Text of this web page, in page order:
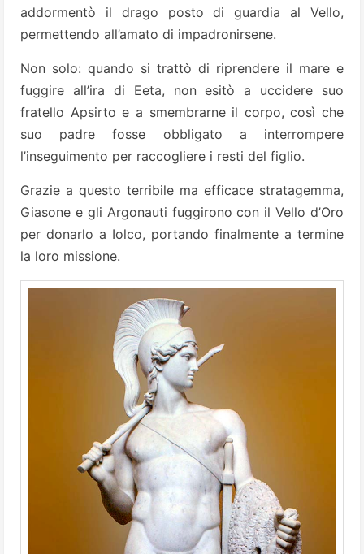
addormentò il drago posto di guardia al Vello,
permettendo all’amato di impadronirsene.
Non solo: quando si trattò di riprendere il mare e
fuggire all’ira di Eeta, non esitò a uccidere suo
fratello Apsirto e a smembrarne il corpo, così che
suo padre fosse obbligato a interrompere
l’inseguimento per raccogliere i resti del figlio.
Grazie a questo terribile ma efficace stratagemma,
Giasone e gli Argonauti fuggirono con il Vello d’Oro
per donarlo a Iolco, portando finalmente a termine
la loro missione.